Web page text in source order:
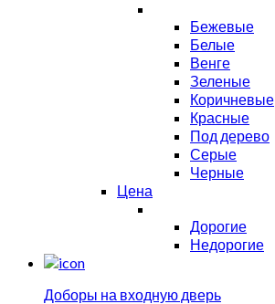
Бежевые
Белые
Венге
Зеленые
Коричневые
Красные
Под дерево
Серые
Черные
Цена
Дорогие
Недорогие
Доборы на входную дверь